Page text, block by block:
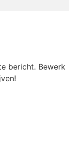
bericht. Bewerk